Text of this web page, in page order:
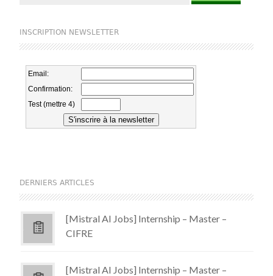
INSCRIPTION NEWSLETTER
DERNIERS ARTICLES
[Mistral AI Jobs] Internship – Master –
CIFRE
[Mistral AI Jobs] Internship – Master –